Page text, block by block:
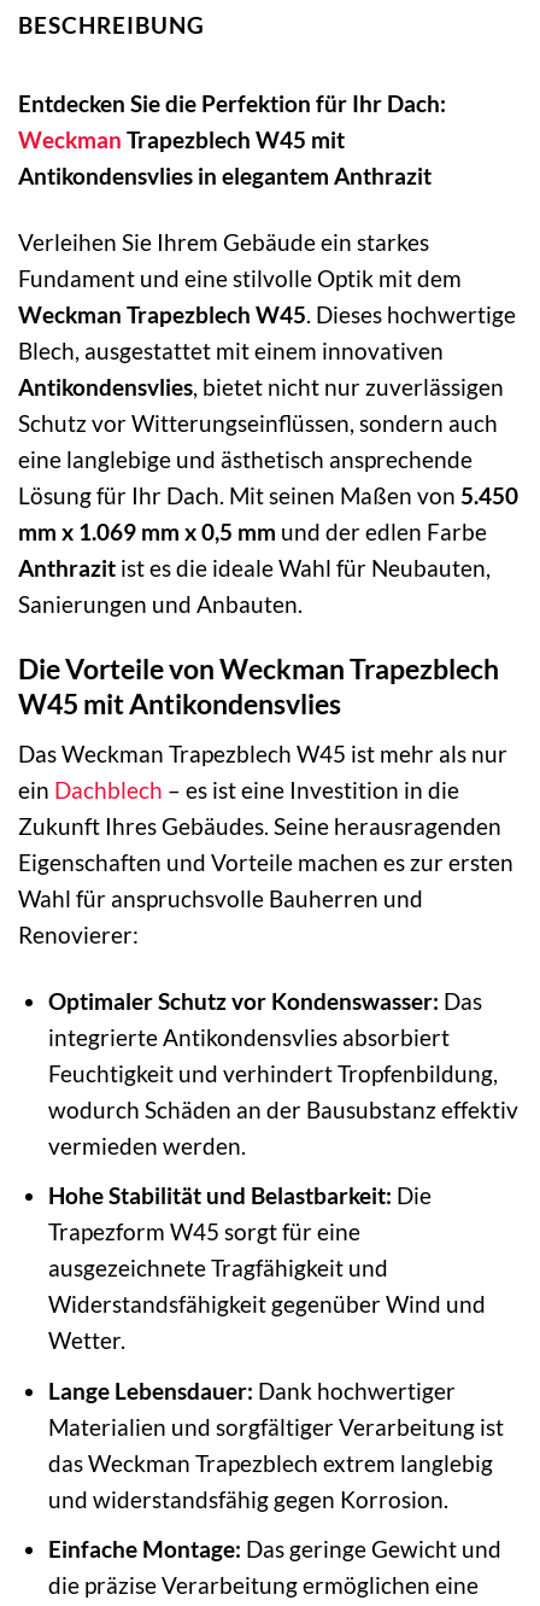
BESCHREIBUNG
Entdecken Sie die Perfektion für Ihr Dach:
Weckman Trapezblech W45 mit
Antikondensvlies in elegantem Anthrazit
Verleihen Sie Ihrem Gebäude ein starkes
Fundament und eine stilvolle Optik mit dem
Weckman Trapezblech W45 . Dieses hochwertige
Blech, ausgestattet mit einem innovativen
Antikondensvlies , bietet nicht nur zuverlässigen
Schutz vor Witterungseinflüssen, sondern auch
eine langlebige und ästhetisch ansprechende
Lösung für Ihr Dach. Mit seinen Maßen von 5.450
mm x 1.069 mm x 0,5 mm und der edlen Farbe
Anthrazit ist es die ideale Wahl für Neubauten,
Sanierungen und Anbauten.
Die Vorteile von Weckman Trapezblech
W45 mit Antikondensvlies
Das Weckman Trapezblech W45 ist mehr als nur
ein Dachblech – es ist eine Investition in die
Zukunft Ihres Gebäudes. Seine herausragenden
Eigenschaften und Vorteile machen es zur ersten
Wahl für anspruchsvolle Bauherren und
Renovierer:
Optimaler Schutz vor Kondenswasser: Das
integrierte Antikondensvlies absorbiert
Feuchtigkeit und verhindert Tropfenbildung,
wodurch Schäden an der Bausubstanz effektiv
vermieden werden.
Hohe Stabilität und Belastbarkeit: Die
Trapezform W45 sorgt für eine
ausgezeichnete Tragfähigkeit und
Widerstandsfähigkeit gegenüber Wind und
Wetter.
Lange Lebensdauer: Dank hochwertiger
Materialien und sorgfältiger Verarbeitung ist
das Weckman Trapezblech extrem langlebig
und widerstandsfähig gegen Korrosion.
Einfache Montage: Das geringe Gewicht und
die präzise Verarbeitung ermöglichen eine